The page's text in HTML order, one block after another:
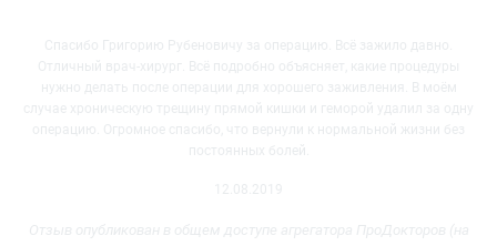
Спасибо Григорию Рубеновичу за операцию. Всё зажило давно.
Отличный врач-хирург. Всё подробно объясняет, какие процедуры
нужно делать после операции для хорошего заживления. В моём
случае хроническую трещину прямой кишки и геморой удалил за одну
операцию. Огромное спасибо, что вернули к нормальной жизни без
постоянных болей.
12.08.2019
Отзыв опубликован в общем доступе агрегатора ПроДокторов (на